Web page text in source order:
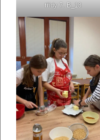
třídy 7. B_13